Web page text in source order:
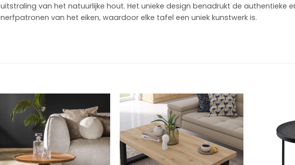
uitstraling van het natuurlijke hout. Het unieke design benadrukt de authentieke
nerfpatronen van het eiken, waardoor elke tafel een uniek kunstwerk is.